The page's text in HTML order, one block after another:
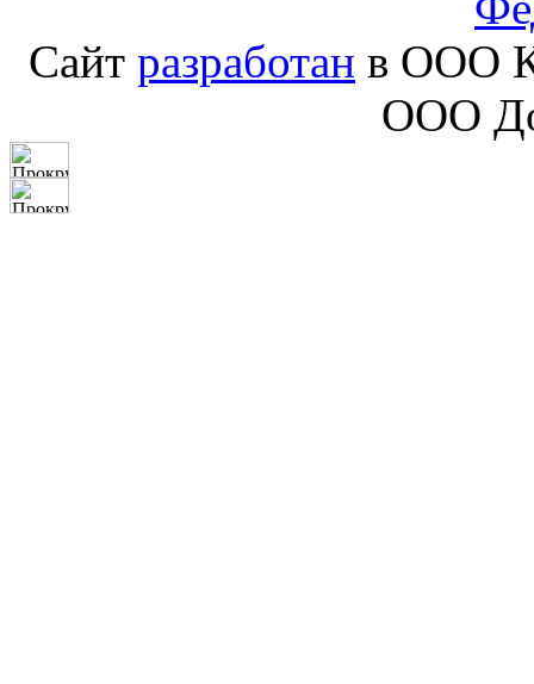
Сайт разработан в ООО
ООО